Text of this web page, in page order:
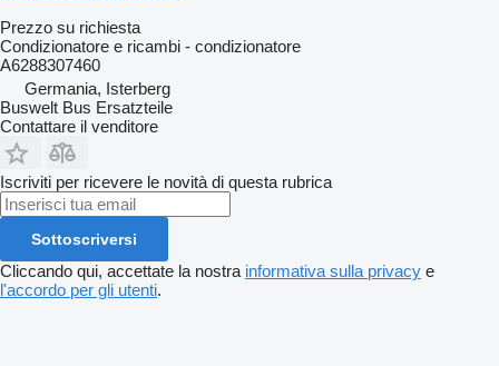
Prezzo su richiesta
Condizionatore e ricambi - condizionatore
A6288307460
Germania, Isterberg
Buswelt Bus Ersatzteile
Contattare il venditore
Iscriviti per ricevere le novità di questa rubrica
Sottoscriversi
Cliccando qui, accettate la nostra informativa sulla privacy e
l'accordo per gli utenti.